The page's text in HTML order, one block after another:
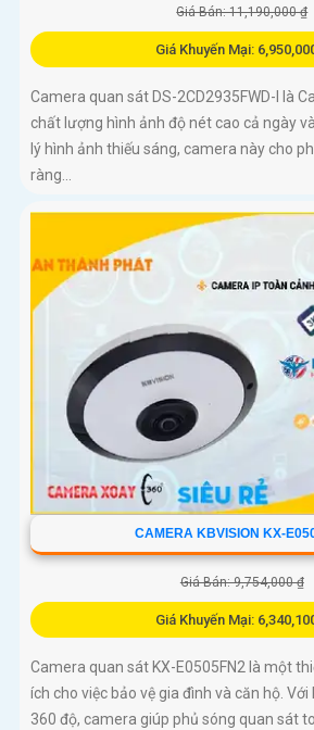
Giá Bán: 11,190,000 ₫
Giá Khuyến Mại:
Camera quan sát DS-2CD2935FWD-I là
chất lượng hình ảnh độ nét cao cả ngày
lý hình ảnh thiếu sáng, camera này cho
ràng...
CAMERA KBVISION KX-
Giá Bán: 9,754,000 ₫
Giá Khuyến Mại:
Camera quan sát KX-E0505FN2 là một
ích cho việc bảo vệ gia đình và căn hộ.
360 độ, camera giúp phủ sóng quan sát